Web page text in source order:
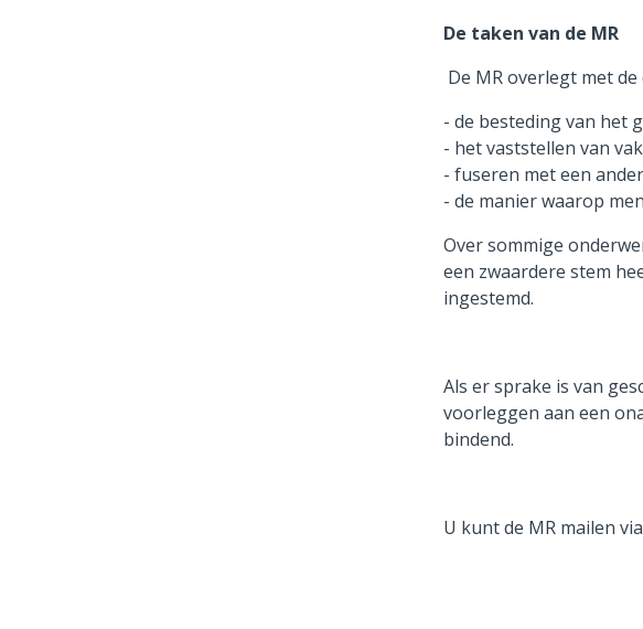
De taken van de MR
De MR overlegt met
- de besteding van het
- het vaststellen van
- fuseren met een
- de manier waarop
Over sommige
een zwaardere stem
ingestemd.
Als er sprake is van
voorleggen aan een
bindend.
U kunt de MR mailen via